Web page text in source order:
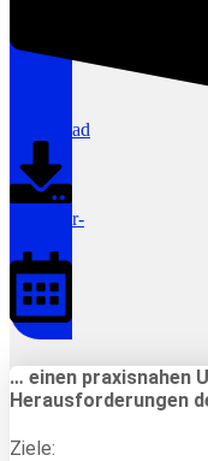
Download
Calendar-
… einen praxisnahen
Herausforderungen
Ziele: